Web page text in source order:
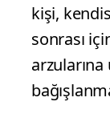
kişi,
sonrası